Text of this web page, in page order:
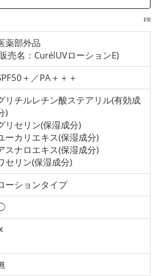
PR
薬部外品
売名：CurélUVローションE)
＋／PA＋＋＋
リチルレチン酸ステアリル(有効成
)
リセリン(保湿成分)
ーカリエキス(保湿成分)
スナロエキス(保湿成分)
セリン(保湿成分)
ーションタイプ